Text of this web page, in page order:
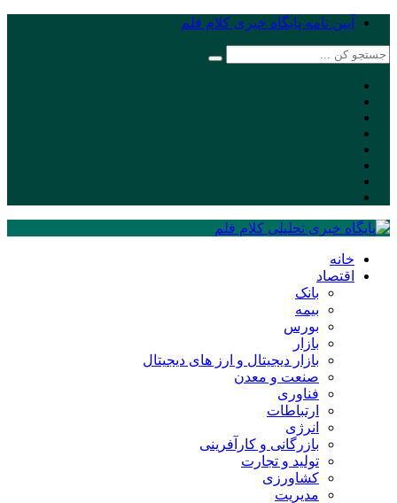
آیین نامه پایگاه خبری کلام قلم
خانه
اقتصاد
بانک
بیمه
بورس
بازار
بازار دیجیتال و ارز های دیجیتال
صنعت و معدن
فناوری
ارتباطات
انرژی
بازرگانی و کارآفرینی
تولید و تجارت
کشاورزی
مدیریت